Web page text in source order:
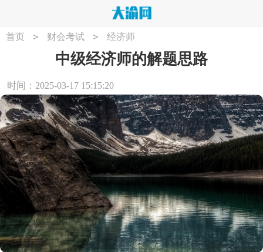
首页 > 财会考试 > 经济师
中级经济师的解题思路
时间：2025-03-17 15:15:20